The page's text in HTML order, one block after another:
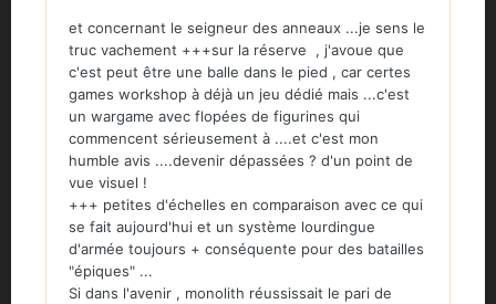
et concernant le seigneur des anneaux ...je sens le
truc vachement +++sur la réserve , j'avoue que
c'est peut être une balle dans le pied , car certes
games workshop à déjà un jeu dédié mais ...c'est
un wargame avec flopées de figurines qui
commencent sérieusement à ....et c'est mon
humble avis ....devenir dépassées ? d'un point de
vue visuel !
+++ petites d'échelles en comparaison avec ce qui
se fait aujourd'hui et un système lourdingue
d'armée toujours + conséquente pour des batailles
"épiques" ...
Si dans l'avenir , monolith réussissait le pari de